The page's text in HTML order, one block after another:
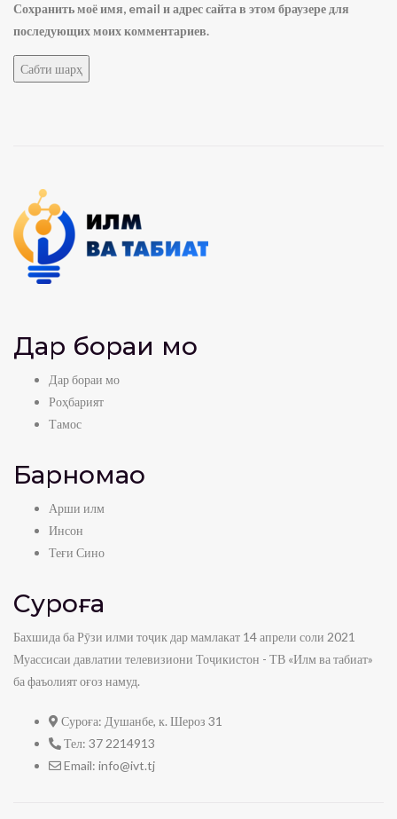
Сохранить моё имя, email и адрес сайта в этом браузере для
последующих моих комментариев.
Дар бораи мо
Дар бораи мо
Роҳбарият
Тамос
Барномаҳо
Арши илм
Инсон
Теғи Сино
Суроға
Бахшида ба Рӯзи илми тоҷик дар мамлакат 14 апрели соли 2021
Муассисаи давлатии телевизиони Тоҷикистон - ТВ «Илм ва табиат»
ба фаъолият оғоз намуд.
Суроға: Душанбе, к. Шероз 31
Тел: 37 2214913
Email: info@ivt.tj